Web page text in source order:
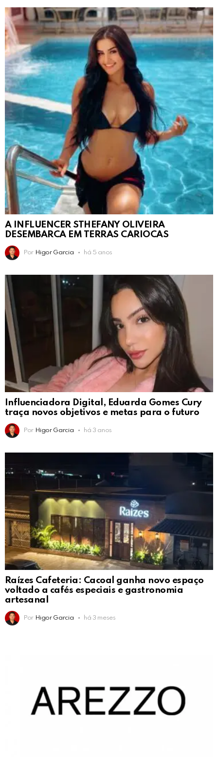
A INFLUENCER STHEFANY OLIVEIRA
DESEMBARCA EM TERRAS CARIOCAS
Por Higor Garcia há 5 anos
Influenciadora Digital, Eduarda Gomes Cury
traça novos objetivos e metas para o futuro
Por Higor Garcia há 3 anos
Raízes Cafeteria: Cacoal ganha novo espaço
voltado a cafés especiais e gastronomia
artesanal
Por Higor Garcia há 3 meses